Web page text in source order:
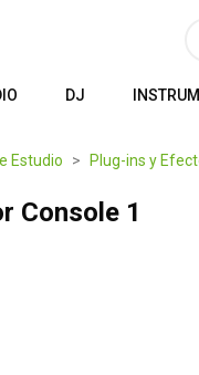
DJ
Estudio Plug-ins y
Console 1